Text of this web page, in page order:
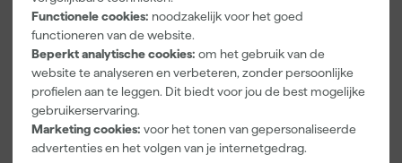
Functionele cookies: noodzakelijk voor het goed
functioneren van de website.
Beperkt analytische cookies: om het gebruik van de
website te analyseren en verbeteren, zonder persoonlijke
profielen aan te leggen. Dit biedt voor jou de best mogelijke
gebruikerservaring.
Marketing cookies: voor het tonen van gepersonaliseerde
advertenties en het volgen van je internetgedrag.
Type werkkleding
Bekijk alle kenmerken
Vaak gekocht met